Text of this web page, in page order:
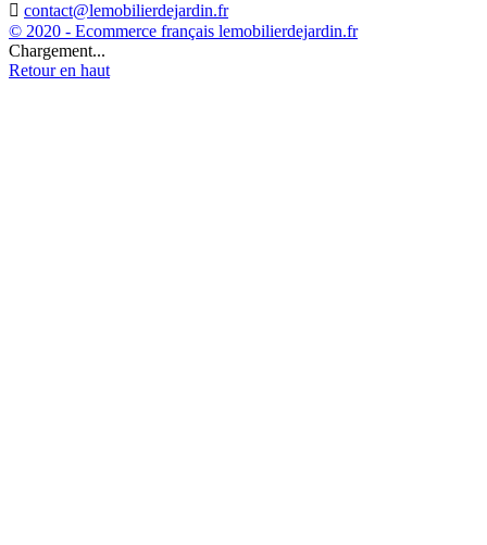
 contact@lemobilierdejardin.fr
© 2020 - Ecommerce français lemobilierdejardin.fr
Chargement...
Retour en haut